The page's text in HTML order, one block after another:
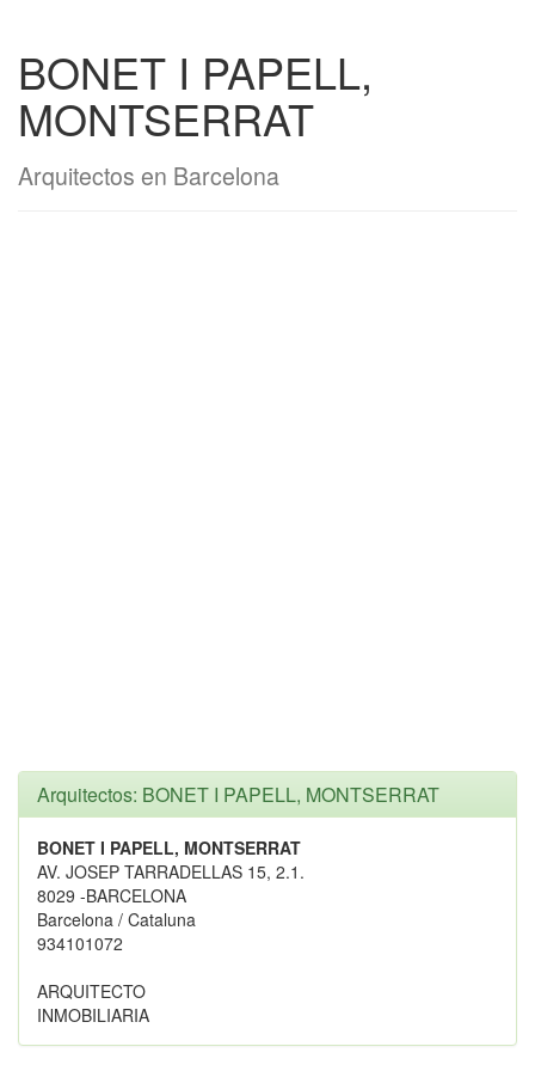
BONET I PAPELL,
MONTSERRAT
Arquitectos en Barcelona
Arquitectos: BONET I PAPELL, MONTSERRAT
BONET I PAPELL, MONTSERRAT
AV. JOSEP TARRADELLAS 15, 2.1.
8029 -BARCELONA
Barcelona / Cataluna
934101072
ARQUITECTO
INMOBILIARIA